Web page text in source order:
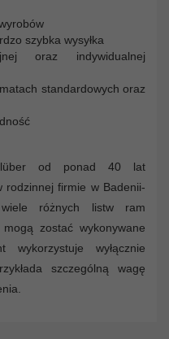
szybka wysyłka
oraz indywidualnej
standardowych oraz
od ponad 40 lat
rodzinnej firmie w Badenii-
różnych listw ram
zostać wykonywane
wykorzystuje wyłącznie
szczególną wagę